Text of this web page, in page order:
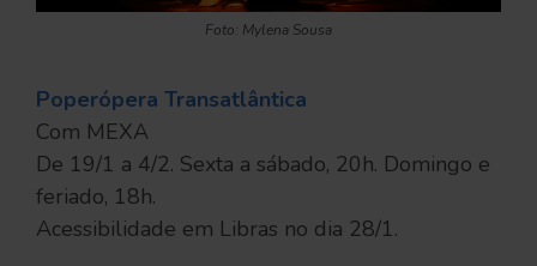
Foto: Mylena Sousa
Poperópera Transatlântica
Com MEXA
De 19/1 a 4/2. Sexta a sábado, 20h. Domingo e
feriado, 18h.
Acessibilidade em Libras no dia 28/1.